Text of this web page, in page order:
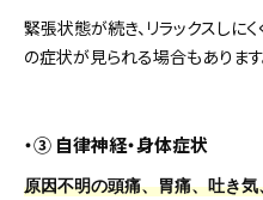
緊張状態が続き、リラックスしに
の症状が見られる場合もあります
・③ 自律神経・身体症状
原因不明の頭痛、胃痛、吐き